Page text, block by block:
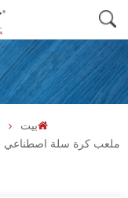
بيت